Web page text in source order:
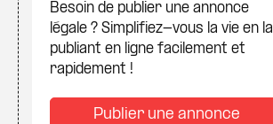
Besoin de publier une annonce
légale ? Simplifiez-vous la vie en la
publiant en ligne facilement et
rapidement !
Publier une annonce